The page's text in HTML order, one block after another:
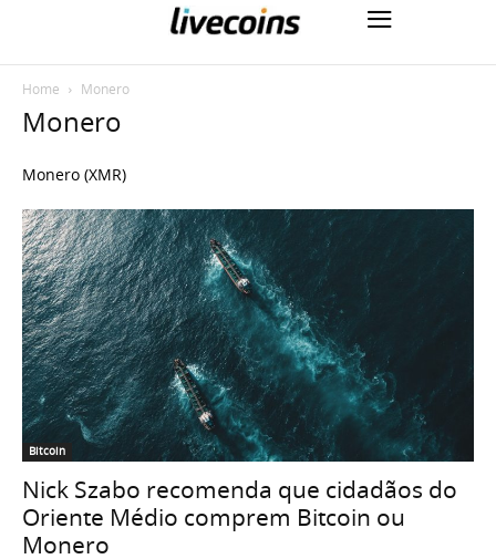
Home Monero
Monero
Monero (XMR)
Bitcoin
Nick Szabo recomenda que cidadãos do
Oriente Médio comprem Bitcoin ou
Monero